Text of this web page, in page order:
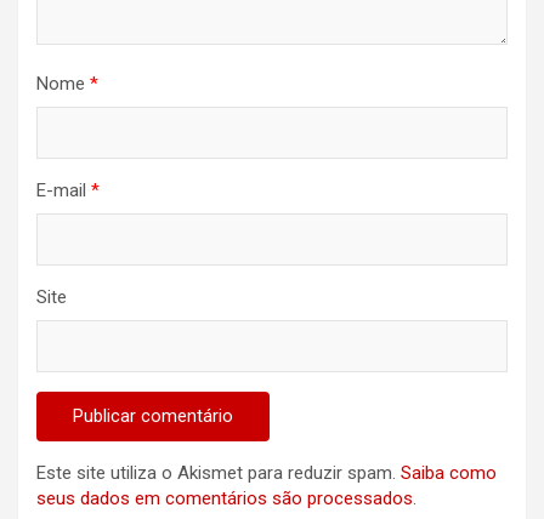
Nome *
E-mail *
Site
Este site utiliza o Akismet para reduzir spam. Saiba como
seus dados em comentários são processados.